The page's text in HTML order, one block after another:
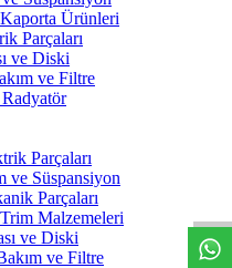
Ürünleri
Parçaları
ve Diski
ve Filtre
Parçaları
ve Süspansiyon
Parçaları
Malzemeleri
ve Diski
ve Filtre